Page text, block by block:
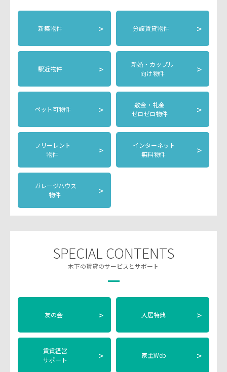
新築物件 > 分譲賃貸物件 >
駅近物件 >
新婚・カップル
向け物件
>
ペット可物件 >
敷金・礼金
ゼロゼロ物件
>
フリーレント
物件
>
インターネット
無料物件
>
ガレージハウス
物件
>
SPECIAL CONTENTS
木下の賃貸のサービスとサポート
友の会 > 入居特典 >
賃貸経営
サポート
> 家主Web >